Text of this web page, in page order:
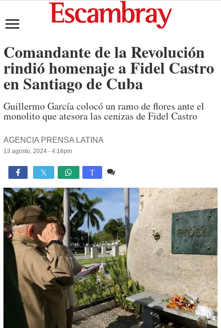
Comandante de la Revolución
rindió homenaje a Fidel Castro
en Santiago de Cuba
Guillermo García colocó un ramo de flores ante el
monolito que atesora las cenizas de Fidel Castro
AGENCIA PRENSA LATINA
13 agosto, 2024 - 4:16pm
 T